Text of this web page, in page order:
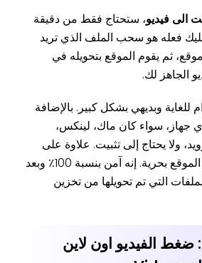
الى فيديو، ستحتاج فقط من دقيقة
فعله هو سحب الملف الذي تريد
ثم يقوم الموقع بتحويله في
الجاهز لك.
للغاية وبديهي بشكل كبير. بالإضافة
جهاز، سواء كان ماك، لينكس،
ولا يحتاج إلى تثبيت. علاوة على
ذلك، يمكنك استخدام الموقع بحرية. إنه آمن بنسبة 100٪ وبعد
التي تم تحويلها من تخزين
ضغط الفيديو اون لاين